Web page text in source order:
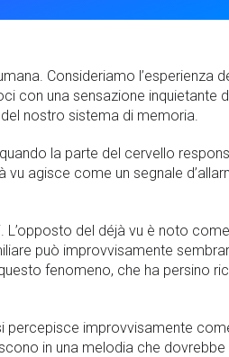
Consideriamo l’esperienza
con una sensazione inquietante
nostro sistema di memoria.
la parte del cervello
agisce come un segnale
del déjà vu è noto
può improvvisamente
fenomeno, che ha persino
percepisce improvvisamente
in una melodia che